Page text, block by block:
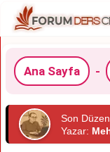
Ana Sayfa -
Son
Yazar: